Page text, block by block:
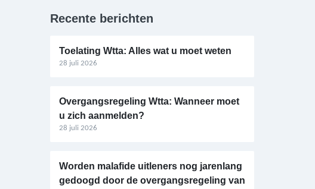
Recente berichten
Toelating Wtta: Alles wat u moet weten
28 juli 2026
Overgangsregeling Wtta: Wanneer moet
u zich aanmelden?
28 juli 2026
Worden malafide uitleners nog jarenlang
gedoogd door de overgangsregeling van